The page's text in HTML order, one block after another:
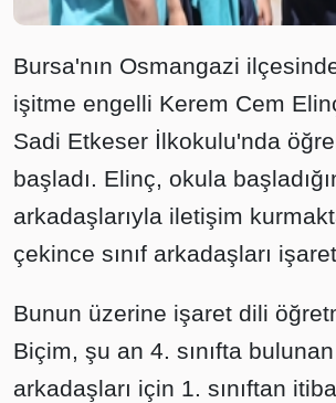
Bursa'nın Osmangazi
işitme engelli Kerem Cem
Sadi Etkeser İlkokulu'nda
başladı. Elinç, okula
arkadaşlarıyla iletişim
çekince sınıf arkadaşları
Bunun üzerine işaret dili
Biçim, şu an 4. sınıfta
arkadaşları için 1. sınıftan